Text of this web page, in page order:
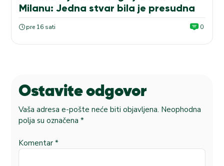
Milanu: Jedna stvar bila je presudna
pre 16 sati 0
Ostavite odgovor
Vaša adresa e-pošte neće biti objavljena. Neophodna
polja su označena *
Komentar *